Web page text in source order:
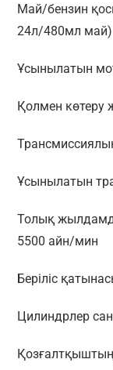
Май/бензин
24л/480мл май)
Ұсынылатын
Қолмен көтеру
Ұсынылатын
Толық
5500 айн/мин
Беріліс
Цилиндрлер